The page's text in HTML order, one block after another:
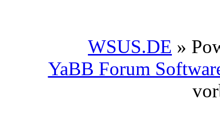
WSUS.DE »
YaBB Forum